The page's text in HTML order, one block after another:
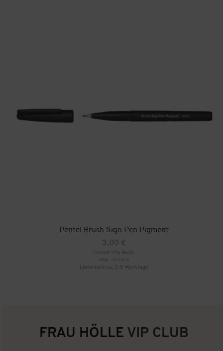
Pentel Brush Sign Pen Pigment
3,00 €
Enthält 19% MwSt.
zzgl. Versand
Lieferzeit: ca. 3-5 Werktage
FRAU HÖLLE VIP CLUB